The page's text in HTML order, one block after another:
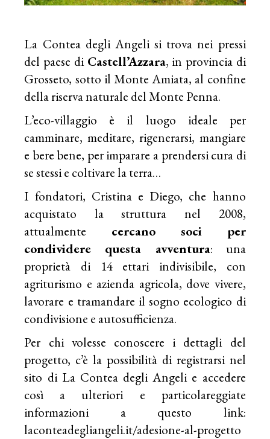
La Contea degli Angeli si trova nei pressi
del paese di Castell’Azzara, in provincia di
Grosseto, sotto il Monte Amiata, al confine
della riserva naturale del Monte Penna.
L’eco-villaggio è il luogo ideale per
camminare, meditare, rigenerarsi, mangiare
e bere bene, per imparare a prendersi cura di
se stessi e coltivare la terra…
I fondatori, Cristina e Diego, che hanno
acquistato la struttura nel 2008,
attualmente cercano soci
per
condividere questa avventura: una
proprietà di 14 ettari indivisibile, con
agriturismo e azienda agricola, dove vivere,
lavorare e tramandare il sogno ecologico di
condivisione e autosufficienza.
Per chi volesse conoscere i dettagli del
progetto, c’è la possibilità di registrarsi nel
sito di La Contea degli Angeli e accedere
così a ulteriori e particolareggiate
informazioni a questo link:
laconteadegliangeli.it/adesione-al-progetto